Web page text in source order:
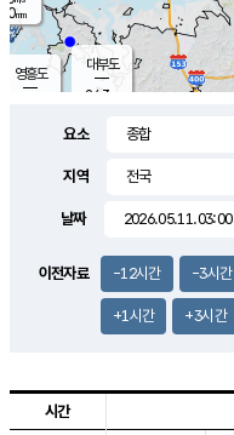
mm
영흥도
1.9m/s
대부도
24.3
14.5
요소
지역
날짜
이전자료 -12시간 -3시간
+1시간 +3시간
시간